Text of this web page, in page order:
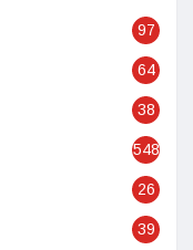
97
64
38
548
26
39